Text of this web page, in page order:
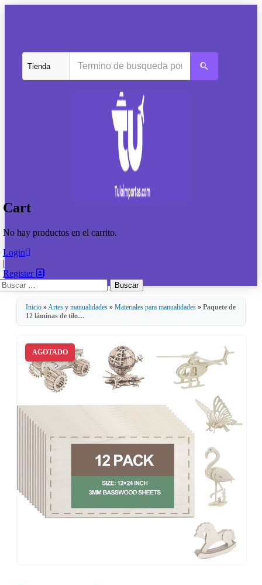
Cart
No hay productos en el carrito.
Login
|
Register
Inicio »Artes y manualidades » Materiales para manualidades » Paquete de
12 láminas de tilo…
AGOTADO